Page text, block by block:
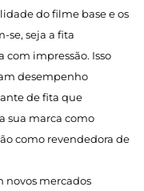
do filme base e os
se, seja a fita
com impressão. Isso
desempenho
de fita que
sua marca como
como revendedora de
novos mercados